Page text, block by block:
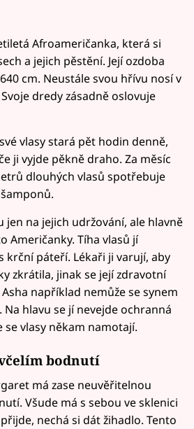
Afroameričanka, která si
a jejich pěstění. Její ozdoba
cm. Neustále svou hřívu nosí v
dredy zásadně oslovuje
vlasy stará pět hodin denně,
ji vyjde pěkně draho. Za měsíc
dlouhých vlasů spotřebuje
jen na jejich udržování, ale hlavně
Američanky. Tíha vlasů jí
krční páteří. Lékaři ji varují, aby
zkrátila, jinak se její zdravotní
například nemůže se synem
hlavu se jí nevejde ochranná
se vlasy někam namotají.
bodnutí
má zase neuvěřitelnou
Všude má s sebou ve sklenici
nechá si dát žihadlo. Tento